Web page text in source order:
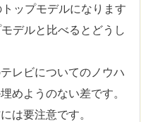
ップモデルになります
デルと比べるとどうし
レビについてのノウハ
めようのない差です。
は要注意です。